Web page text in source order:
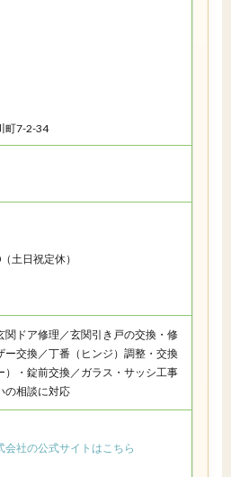
町7-2-34
土日祝定休）
関ドア修理／玄関引き戸の交換・修
ー交換／丁番（ヒンジ）調整・交換
）・錠前交換／ガラス・サッシ工事
の相談に対応
会社の公式サイトはこちら